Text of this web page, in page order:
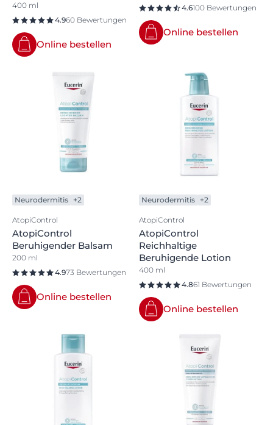
400 ml
4.960 Bewertungen
Online bestellen
4.6100 Bewertungen
Online bestellen
Neurodermitis +2
AtopiControl
AtopiControl
Beruhigender Balsam
200 ml
4.973 Bewertungen
Online bestellen
Neurodermitis +2
AtopiControl
AtopiControl
Reichhaltige
Beruhigende Lotion
400 ml
4.861 Bewertungen
Online bestellen